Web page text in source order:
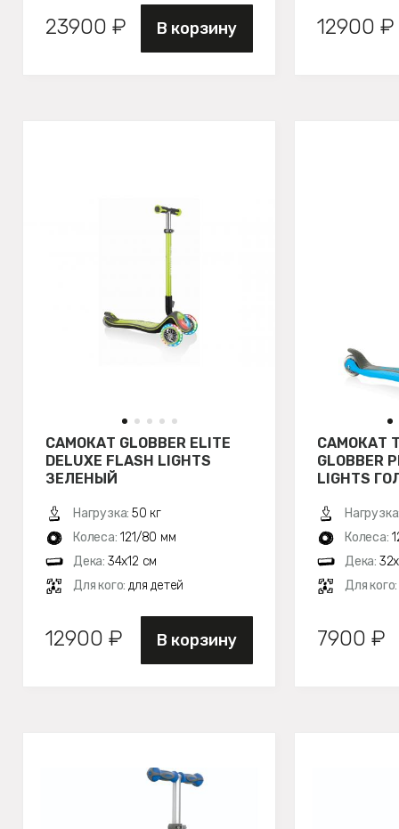
23900 ₽ В корзину 12900 ₽
САМОКАТ GLOBBER ELITE
DELUXE FLASH LIGHTS
ЗЕЛЕНЫЙ
Нагрузка: 50 кг
Колеса: 121/80 мм
Дека: 34х12 см
Для кого: для детей
12900 ₽ В корзину
САМОКАТ
GLOBBER
LIGHTS
Колеса:
Дека:
Для кого:
7900 ₽